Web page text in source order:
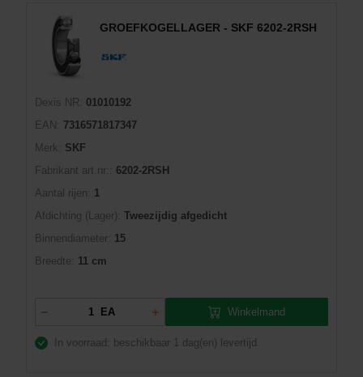
GROEFKOGELLAGER - SKF 6202-2RSH
Dexis NR:
01010192
EAN:
7316571817347
Merk:
SKF
Fabrikant art.nr::
6202-2RSH
Aantal rijen:
1
Afdichting (Lager): Tweezijdig afgedicht
Binnendiameter: 15
Breedte:
11 cm
EA Winkelmand
In voorraad: beschikbaar 1 dag(en) levertijd